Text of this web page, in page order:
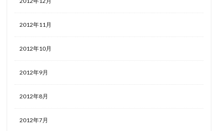
2012年11月
2012年10月
2012年9月
2012年8月
2012年7月